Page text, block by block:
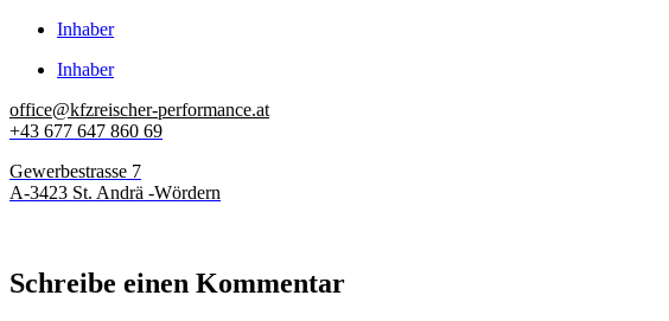
Inhaber
Inhaber
office@kfzreischer-performance.at
+43 677 647 860 69
Gewerbestrasse 7
A-3423 St. Andrä -Wördern
Schreibe einen Kommentar